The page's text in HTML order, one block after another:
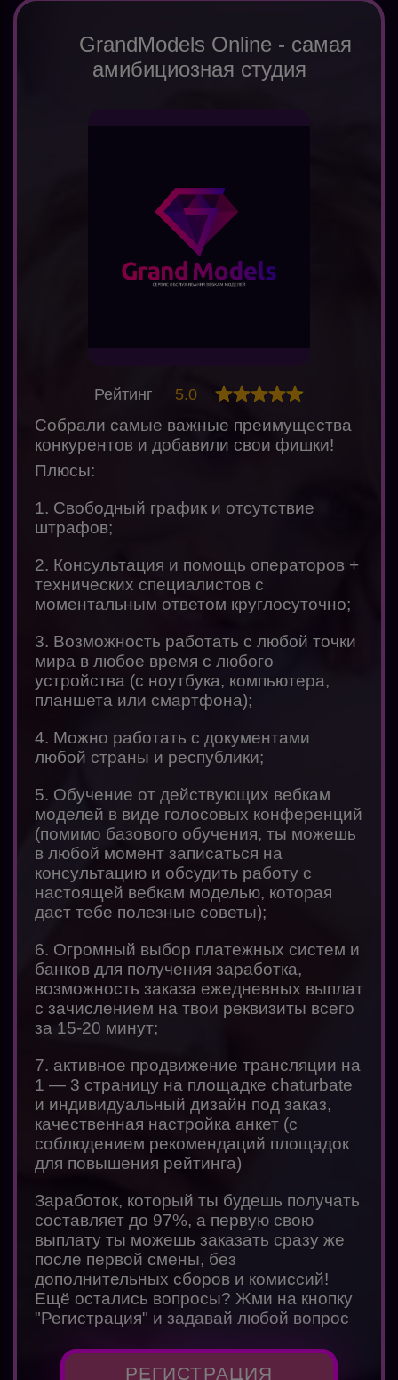
GrandModels Online - самая
амибициозная студия
Собрали самые важные преимущества
конкурентов и добавили свои фишки!
Плюсы:
1. Свободный график и отсутствие
штрафов;
2. Консультация и помощь операторов +
технических специалистов с
моментальным ответом круглосуточно;
3. Возможность работать с любой точки
мира в любое время с любого
устройства (с ноутбука, компьютера,
планшета или смартфона);
4. Можно работать с документами
любой страны и республики;
5. Обучение от действующих вебкам
моделей в виде голосовых конференций
(помимо базового обучения, ты можешь
в любой момент записаться на
консультацию и обсудить работу с
настоящей вебкам моделью, которая
даст тебе полезные советы);
6. Огромный выбор платежных систем и
банков для получения заработка,
возможность заказа ежедневных выплат
с зачислением на твои реквизиты всего
за 15-20 минут;
7. активное продвижение трансляции на
1 — 3 страницу на площадке chaturbate
и индивидуальный дизайн под заказ,
качественная настройка анкет (с
соблюдением рекомендаций площадок
для повышения рейтинга)
Заработок, который ты будешь получать
составляет до 97%, а первую свою
выплату ты можешь заказать сразу же
после первой смены, без
дополнительных сборов и комиссий!
Ещё остались вопросы? Жми на кнопку
"Регистрация" и задавай любой вопрос
Рейтинг 5.0
РЕГИСТРАЦИЯ